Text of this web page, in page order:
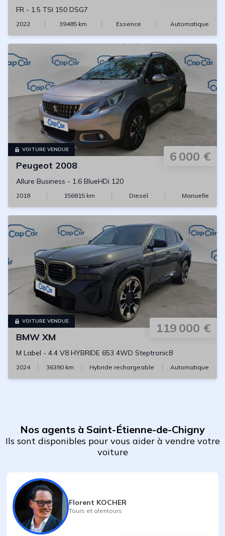
FR - 1.5 TSI 150 DSG7
2022 39485 km Essence Automatique
VOITURE VENDUE 6 000 €
Peugeot 2008
Allure Business - 1.6 BlueHDi 120
2018 156815 km Diesel Manuelle
VOITURE VENDUE 119 000 €
BMW XM
M Label - 4.4 V8 HYBRIDE 653 4WD Steptronic8
2024 36390km Hybride rechargeable Automatique
Nos agents à Saint-Étienne-de-Chigny
Ils sont disponibles pour vous aider à vendre votre
voiture
Florent KOCHER
Tours et alentours